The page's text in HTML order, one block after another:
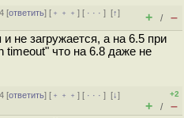
[ответить] [ ﹢﹢﹢] [ · · ·][↑]
+ / –
не загружается, а на 6.5 при
timeout" что на 6.8 даже не
[ответить] [ ﹢﹢﹢] [ · · ·][↓]
+2
+ / –